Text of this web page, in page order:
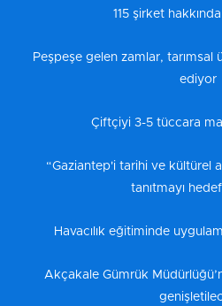
115 şirket
Peşpeşe gelen zamlar,
ediyor
Çiftçiyi 3-5 tüccara
“Gaziantep'i tarihi ve kültürel
tanıtmayı
Havacılık eğitiminde
Akçakale Gümrük